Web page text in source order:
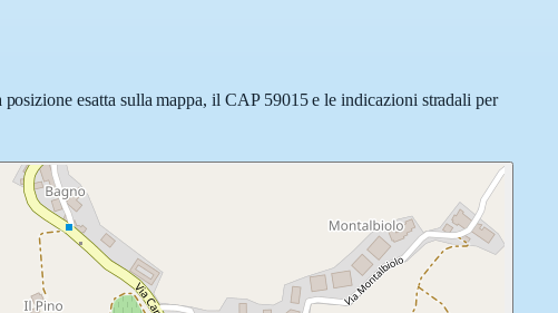
esatta sulla mappa, il CAP 59015 e le indicazioni stradali per